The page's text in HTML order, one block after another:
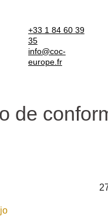
+33 1 84 60 39
35
info@coc-
europe.fr
de